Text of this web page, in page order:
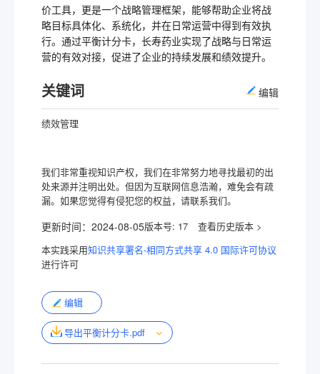
价工具，更是一个战略管理框架，能够帮助企业将战
略目标具体化、系统化，并在日常运营中得到有效执
行。通过平衡计分卡，长寿药业实现了战略与日常运
营的有效对接，促进了企业的持续发展和绩效提升。
关键词 编辑
绩效管理
我们非常重视知识产权，我们在非常努力地寻找最初的出
处来源并注明出处。但因为互联网信息浩瀚，难免会有疏
漏。如果您觉得有侵犯您的权益，请联系我们。
更新时间： 2024-08-05版本号: 17
本实践采用知识共享署名-相同方式共享 4.0 国际许可协议
进行许可
编辑
导出平衡计分卡.pdf